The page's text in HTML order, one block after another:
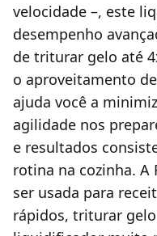
velocidade –, este
desempenho
de triturar gelo até
o aproveitamento
ajuda você a
agilidade nos
e resultados
rotina na cozinha. A
ser usada para
rápidos, triturar